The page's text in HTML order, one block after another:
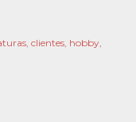
clientes hobby